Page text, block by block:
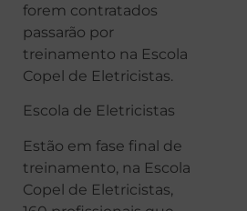
forem contratados
passarão por
treinamento na Escola
Copel de Eletricistas.
Escola de Eletricistas
Estão em fase final de
treinamento, na Escola
Copel de Eletricistas,